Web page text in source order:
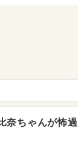
奈ちゃんが怖過